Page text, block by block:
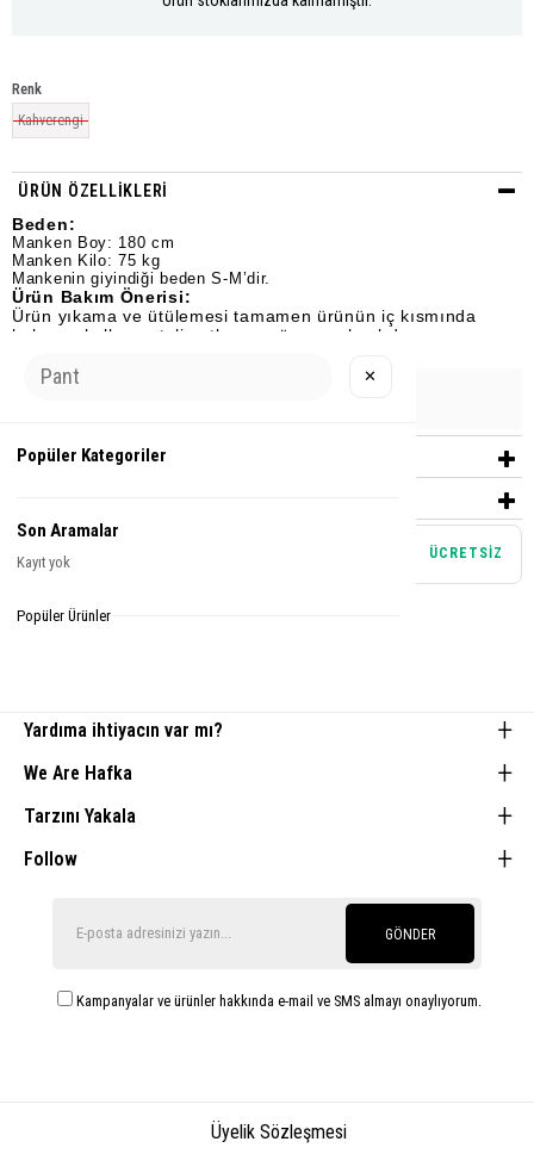
Renk
Kahverengi
ÜRÜN ÖZELLIKLERI
Beden:
Manken Boy: 180 cm
Manken Kilo: 75 kg
Mankenin giyindiği beden S-M’dir.
Ürün Bakım Önerisi:
Ürün yıkama ve ütülemesi tamamen ürünün iç kısmında
bulunan kullanım talimatlarına göre yapılmalıdır.
YORUMLAR(0)
ÜCRETSİZ
Yardıma ihtiyacın var mı?
We Are Hafka
Tarzını Yakala
Follow
GÖNDER
Kampanyalar ve ürünler hakkında e-mail ve SMS almayı onaylıyorum.
Üyelik Sözleşmesi
✕
Popüler Kategoriler
Son Aramalar
Kayıt yok
Popüler Ürünler